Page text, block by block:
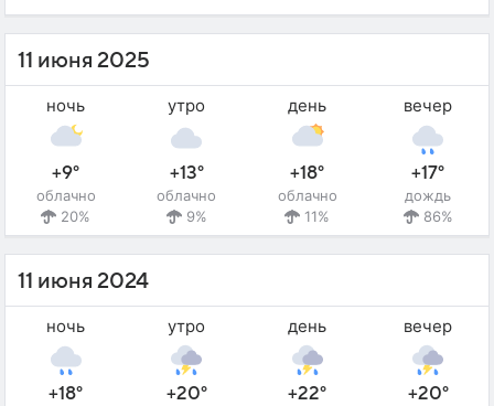
11 июня 2025
ночь
+9°
облачно
20%
утро
+13°
облачно
9%
день
+18°
облачно
11%
вечер
+17°
дождь
86%
11 июня 2024
ночь
+18°
утро
+20°
день
+22°
вечер
+20°